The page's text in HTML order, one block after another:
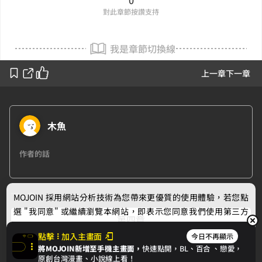
上一章下一章
對此章節按讚支持
我是章節切換線
木魚
作者的話
下一章
第四章
點擊 加入主畫面 今日不再顯示
將MOJOIN新增至手機主畫面，快速點開，BL、 百合 、戀愛，
原創台灣漫畫、小說線上看！
MOJOIN 採用網站分析技術為您帶來更優質的使用體驗，若您點
選 "我同意" 或繼續瀏覽本網站，即表示您同意我們使用第三方
Cookie，欲瞭解更多資訊請見隱私權政策。
我同意